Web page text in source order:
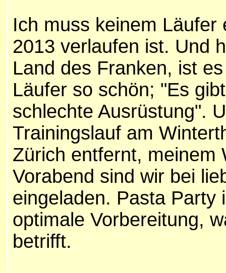
Ich muss keinem Läufer
2013 verlaufen ist. Und
Land des Franken, ist
Läufer so schön; "Es
schlechte Ausrüstung".
Trainingslauf am
Zürich entfernt, meinem
Vorabend sind wir bei
eingeladen. Pasta Party
optimale Vorbereitung,
betrifft.